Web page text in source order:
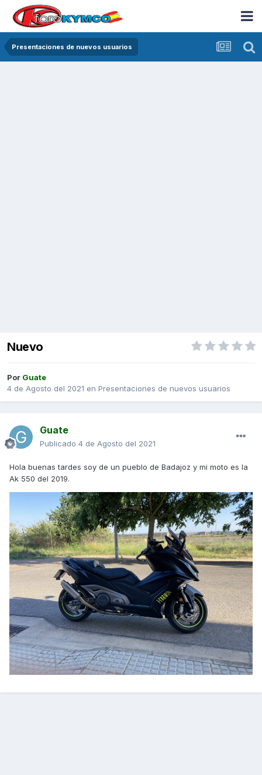
Presentaciones de nuevos usuarios
Nuevo
Por Guate
4 de Agosto del 2021 en Presentaciones de nuevos usuarios
Guate
Publicado 4 de Agosto del 2021
Hola buenas tardes soy de un pueblo de Badajoz y mi moto es la
Ak 550 del 2019.